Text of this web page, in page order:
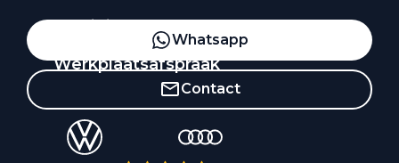
Vestigingen
Werkplaatsafspraak
Whatsapp
Contact